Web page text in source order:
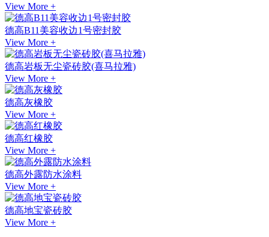
View More +
德高B11美容收边1号密封胶
View More +
德高岩板无尘瓷砖胶(喜马拉雅)
View More +
德高灰橡胶
View More +
德高红橡胶
View More +
德高外露防水涂料
View More +
德高地宝瓷砖胶
View More +